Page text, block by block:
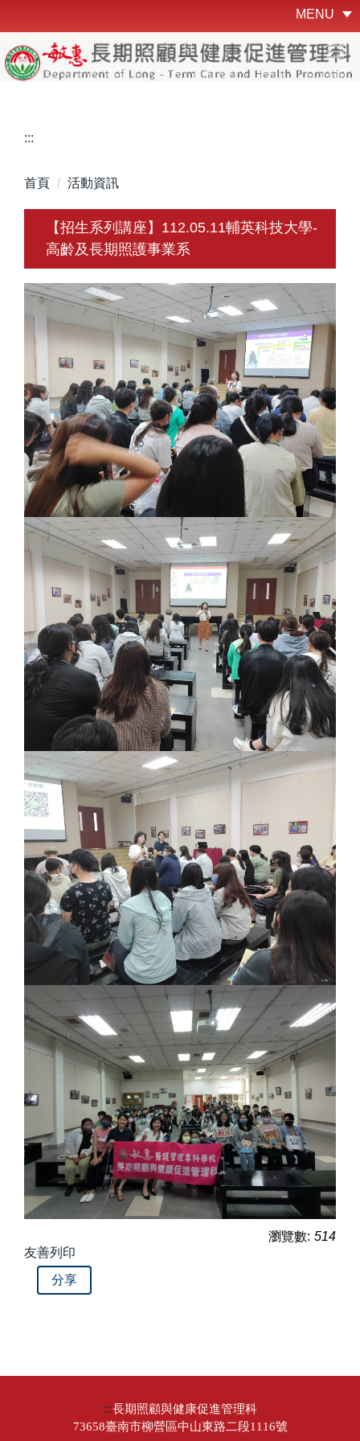
到
主
要
MENU
:::
首頁 活動資訊
【招生系列講座】112.05.11輔英科技大學-
高齡及長期照護事業系
瀏覽數: 514
友善列印
分享
:::長期照顧與健康促進管理科
73658臺南市柳營區中山東路二段1116號